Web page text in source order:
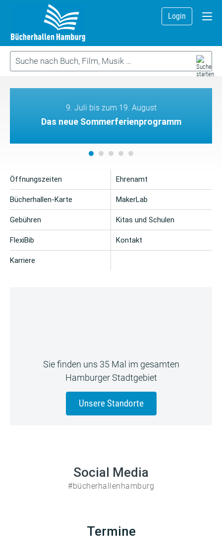
Login
9. Juli bis zum 19. August
Das neue Sommerferienprogramm
Öffnungszeiten
Bücherhallen-Karte
Gebühren
FlexiBib
Karriere
Ehrenamt
MakerLab
Kitas und Schulen
Kontakt
Sie finden uns 35 Mal im gesamten
Hamburger Stadtgebiet
Unsere Standorte
Social Media
#bücherhallenhamburg
Termine